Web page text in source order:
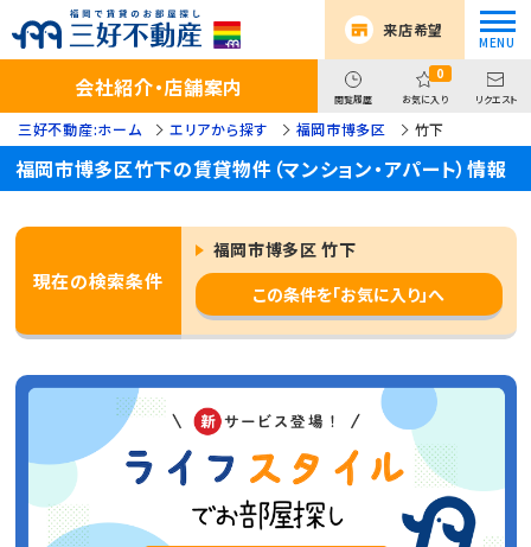
来店希望
会社紹介・店舗案内 閲覧履歴
0
お気に入り リクエスト
三好不動産:ホーム エリアから探す 福岡市博多区 竹下
福岡市博多区竹下の賃貸物件（マンション・アパート）情報
現在の検索条件
福岡市博多区 竹下
この条件を「お気に入り」へ